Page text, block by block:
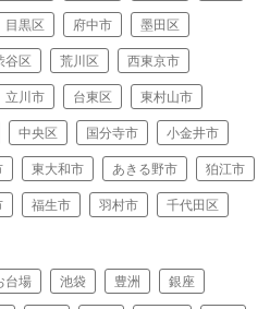
目黒区 府中市 墨田区
谷区 荒川区 西東京市
立川市 台東区 東村山市
中央区 国分寺市 小金井市
東大和市 あきる野市 狛江市
福生市 羽村市 千代田区
台場 池袋 豊洲 銀座